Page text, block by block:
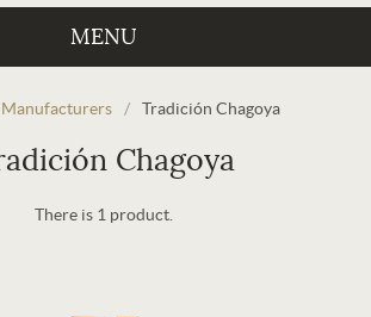
MENU
Manufacturers / Tradición Chagoya
Chagoya
There is 1 product.